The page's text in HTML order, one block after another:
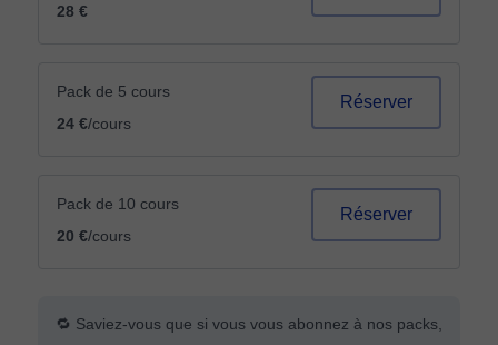
28 €
Pack de 5 cours
24 €/cours
Réserver
Pack de 10 cours
20 €/cours
Réserver
🔁 Saviez-vous que si vous vous abonnez à nos packs,